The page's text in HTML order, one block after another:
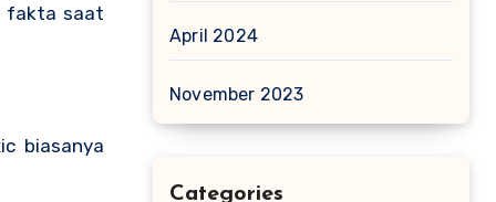
fakta saat
biasanya
April 2024
November 2023
Categories